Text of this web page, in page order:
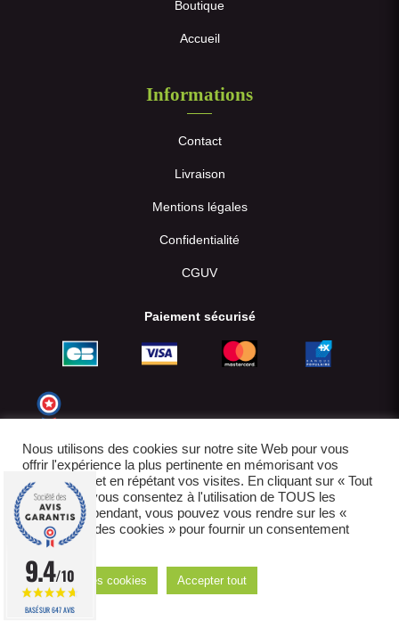
Boutique
Accueil
Informations
Contact
Livraison
Mentions légales
Confidentialité
CGUV
Paiement sécurisé
E-boutique créée par IDCOMWEB avec
Nous utilisons des cookies sur notre site Web pour vous
offrir l'expérience la plus pertinente en mémorisant vos
préférences et en répétant vos visites. En cliquant sur « Tout
accepter », vous consentez à l'utilisation de TOUS les
cookies. Cependant, vous pouvez vous rendre sur les «
Paramètres des cookies » pour fournir un consentement
contrôlé.
Réglages des cookies Accepter tout
9.4/10
BASÉ SUR 647 AVIS